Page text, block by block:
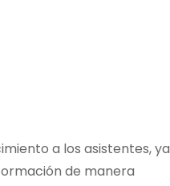
a los asistentes, ya
de manera